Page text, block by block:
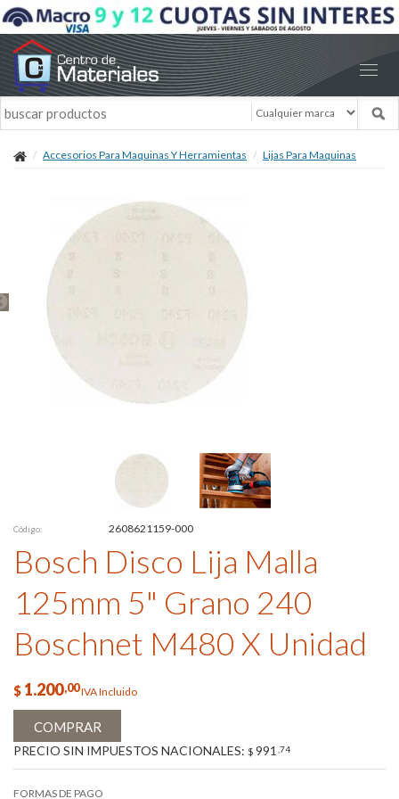
Accesorios Para Maquinas Y Herramientas Lijas Para Maquinas
Código: 2608621159-000
Bosch Disco Lija Malla
125mm 5" Grano 240
Boschnet M480 X Unidad
$ 1.200,00IVA Incluido
COMPRAR
PRECIO SIN IMPUESTOS NACIONALES: $ 991 ,74
FORMAS DE PAGO